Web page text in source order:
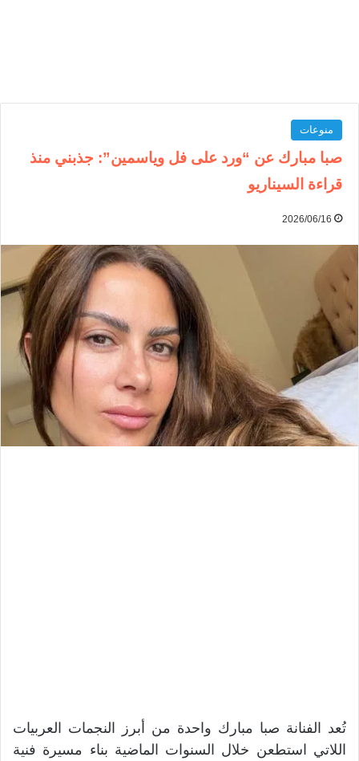
منوعات
صبا مبارك عن “ورد على فل وياسمين”: جذبني منذ
قراءة السيناريو
2026/06/16
تُعد الفنانة صبا مبارك واحدة من أبرز النجمات العربيات
اللاتي استطعن خلال السنوات الماضية بناء مسيرة فنية